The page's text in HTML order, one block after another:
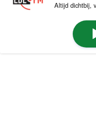
Altijd dichtbij,